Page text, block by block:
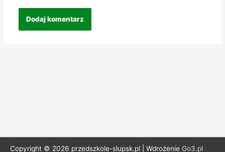
Copyright © 2026 przedszkole-slupsk.pl | Wdrożenie Go3.pl